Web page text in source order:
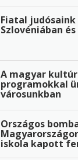
Fiatal
Szlovéniában
A magyar
programokkal
városunkban
Országos
iskola kapott